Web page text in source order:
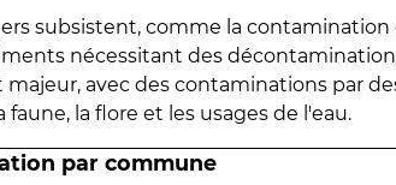
subsistent, comme la contamination
nécessitant des
avec des contaminations par
la flore et les usages de l'eau.
par commune